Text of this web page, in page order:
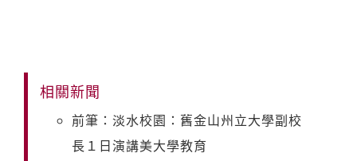
相關新聞
前筆：淡水校園：舊金山州立大學副校
長１日演講美大學教育